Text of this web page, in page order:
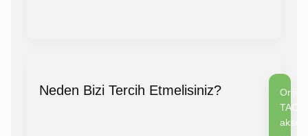
Neden Bizi Tercih Etmelisiniz?
TAC6